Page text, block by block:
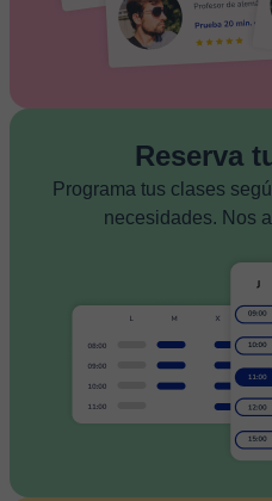
Reserva
Programa tus clases
necesidades. Nos